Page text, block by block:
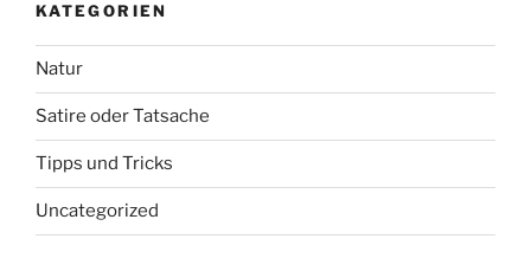
KATEGORIEN
Natur
Satire oder Tatsache
Tipps und Tricks
Uncategorized